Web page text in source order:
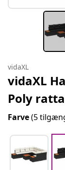
vidaXL
vidaXL
Poly
Farve(5